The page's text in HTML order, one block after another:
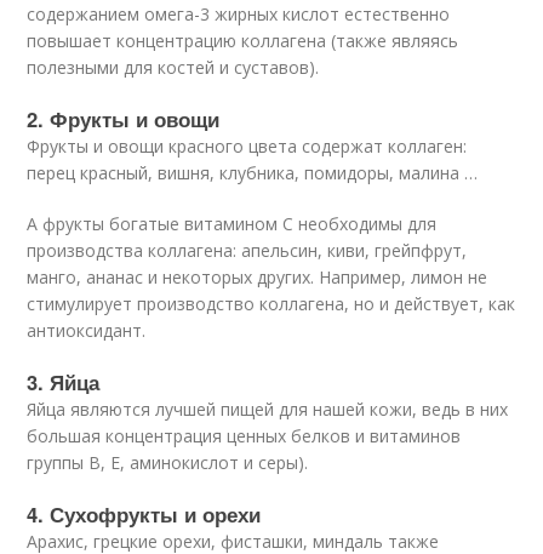
содержанием омега-3 жирных кислот естественно
повышает концентрацию коллагена (также являясь
полезными для костей и суставов).
2. Фрукты и овощи
Фрукты и овощи красного цвета содержат коллаген:
перец красный, вишня, клубника, помидоры, малина …
А фрукты богатые витамином С необходимы для
производства коллагена: апельсин, киви, грейпфрут,
манго, ананас и некоторых других. Например, лимон не
стимулирует производство коллагена, но и действует, как
антиоксидант.
3. Яйца
Яйца являются лучшей пищей для нашей кожи, ведь в них
большая концентрация ценных белков и витаминов
группы В, Е, аминокислот и серы).
4. Сухофрукты и орехи
Арахис, грецкие орехи, фисташки, миндаль также